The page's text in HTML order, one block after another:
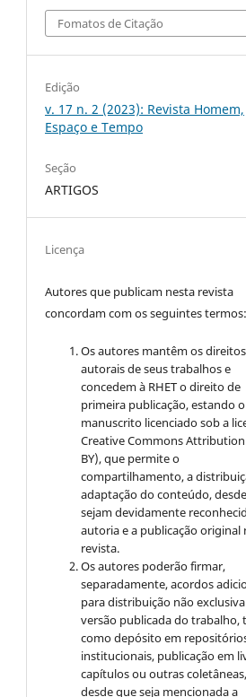
Fomatos de Citação
Edição
v. 17 n. 2 (2023): Revista Homem,
Espaço e Tempo
Seção
ARTIGOS
Licença
Autores que publicam nesta revista
concordam com os seguintes termos:
Os autores mantêm os direitos
autorais de seus trabalhos e
concedem à RHET o direito de
primeira publicação, estando o
manuscrito licenciado sob a
Creative CommonsAttribution
BY), que permite o
compartilhamento, a
adaptação do conteúdo,
sejam devidamente
autoria e a publicação original
revista.
Os autores poderão firmar,
separadamente, acordos
para distribuição não
versão publicada do trabalho,
como depósito em
institucionais, publicação em
capítulos ou outras coletâneas,
desde que seja mencionada a